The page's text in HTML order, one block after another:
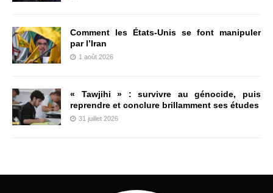
Comment les États-Unis se font manipuler
par l’Iran
1 août 2026
« Tawjihi » : survivre au génocide, puis
reprendre et conclure brillamment ses études
31 juillet 2026